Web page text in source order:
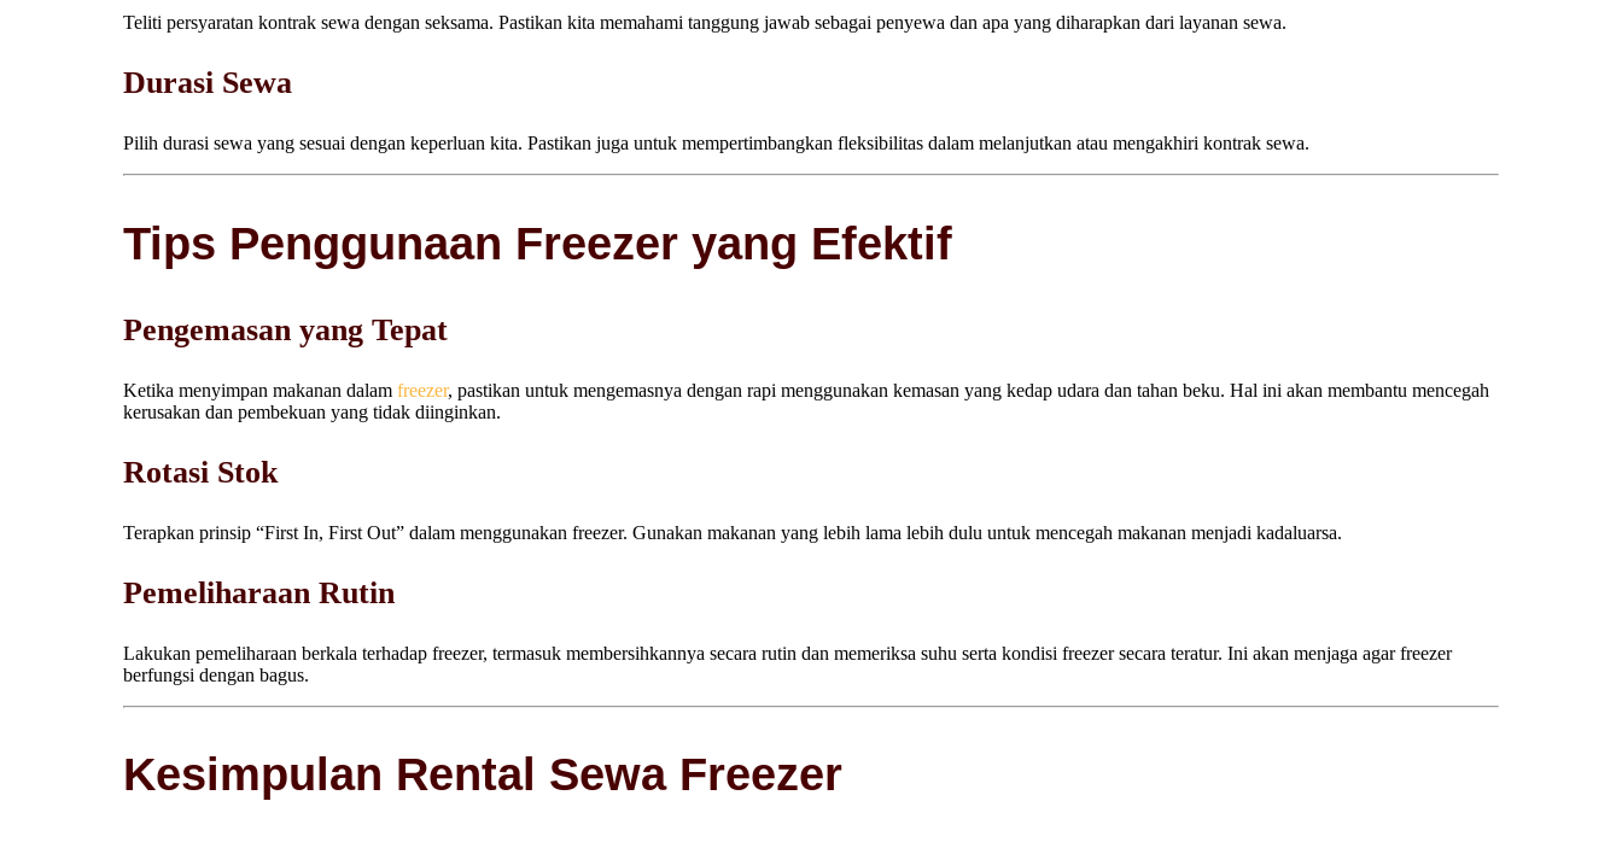
Teliti persyaratan kontrak sewa dengan seksama. Pastikan kita memahami tanggung jawab sebagai penyewa dan apa yang diharapkan dari layanan sewa.
Durasi Sewa
Pilih durasi sewa yang sesuai dengan keperluan kita. Pastikan juga untuk mempertimbangkan fleksibilitas dalam melanjutkan atau mengakhiri kontrak sewa.
Tips Penggunaan Freezer yang Efektif
Pengemasan yang Tepat
Ketika menyimpan makanan dalam freezer, pastikan untuk mengemasnya dengan rapi menggunakan kemasan yang kedap udara dan tahan beku. Hal ini akan membantu mencegah
kerusakan dan pembekuan yang tidak diinginkan.
Rotasi Stok
Terapkan prinsip “First In, First Out” dalam menggunakan freezer. Gunakan makanan yang lebih lama lebih dulu untuk mencegah makanan menjadi kadaluarsa.
Pemeliharaan Rutin
Lakukan pemeliharaan berkala terhadap freezer, termasuk membersihkannya secara rutin dan memeriksa suhu serta kondisi freezer secara teratur. Ini akan menjaga agar freezer
berfungsi dengan bagus.
Kesimpulan Rental Sewa Freezer